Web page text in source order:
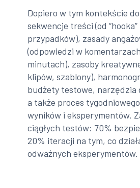
Dopiero w tym kontekście
sekwencje treści (od
przypadków), zasady
(odpowiedzi w
minutach), zasoby
klipów, szablony),
budżety testowe, narzędzia
a także proces
wyników i eksperymentów.
ciągłych testów: 70%
20% iteracji na tym, co
odważnych eksperymentów.